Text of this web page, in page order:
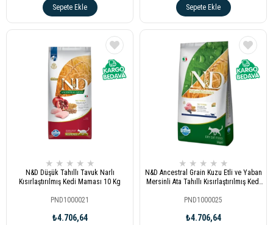
Sepete Ekle Sepete Ekle
★ ★ ★ ★ ★
N&D Düşük Tahıllı Tavuk Narlı
Kısırlaştırılmış Kedi Maması 10 Kg
PND1000021
₺4.706,64
★ ★ ★ ★ ★
N&D Ancestral Grain Kuzu Etli ve Yaban
Mersinli Ata Tahıllı Kısırlaştırılmış Kedi
PND1000025
₺4.706,64